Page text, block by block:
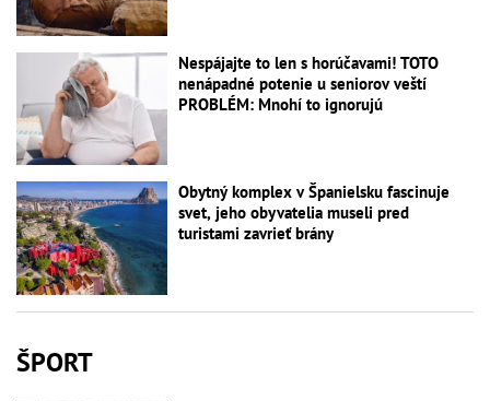
Nespájajte to len s horúčavami! TOTO
nenápadné potenie u seniorov veští
PROBLÉM: Mnohí to ignorujú
Obytný komplex v Španielsku fascinuje
svet, jeho obyvatelia museli pred
turistami zavrieť brány
ŠPORT